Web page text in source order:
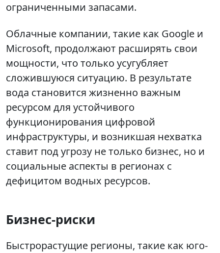
ограниченными запасами.
Облачные компании, такие как Google и
Microsoft, продолжают расширять свои
мощности, что только усугубляет
сложившуюся ситуацию. В результате
вода становится жизненно важным
ресурсом для устойчивого
функционирования цифровой
инфраструктуры, и возникшая нехватка
ставит под угрозу не только бизнес, но и
социальные аспекты в регионах с
дефицитом водных ресурсов.
Бизнес-риски
Быстрорастущие регионы, такие как юго-